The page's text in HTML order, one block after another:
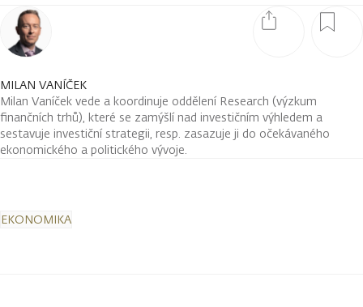
MILAN VANÍČEK
Milan Vaníček vede a koordinuje oddělení Research (výzkum
finančních trhů), které se zamýšlí nad investičním výhledem a
sestavuje investiční strategii, resp. zasazuje ji do očekávaného
ekonomického a politického vývoje.
EKONOMIKA